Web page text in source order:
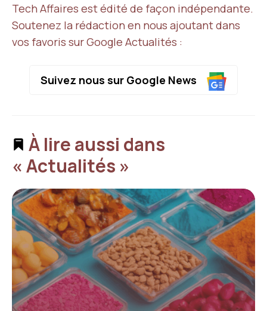
Tech Affaires est édité de façon indépendante.
Soutenez la rédaction en nous ajoutant dans
vos favoris sur Google Actualités :
Suivez nous sur Google News
À lire aussi dans
« Actualités »